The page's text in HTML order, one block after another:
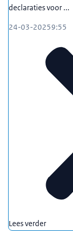
declaraties voor ...
24-03-20259:55
Lees verder